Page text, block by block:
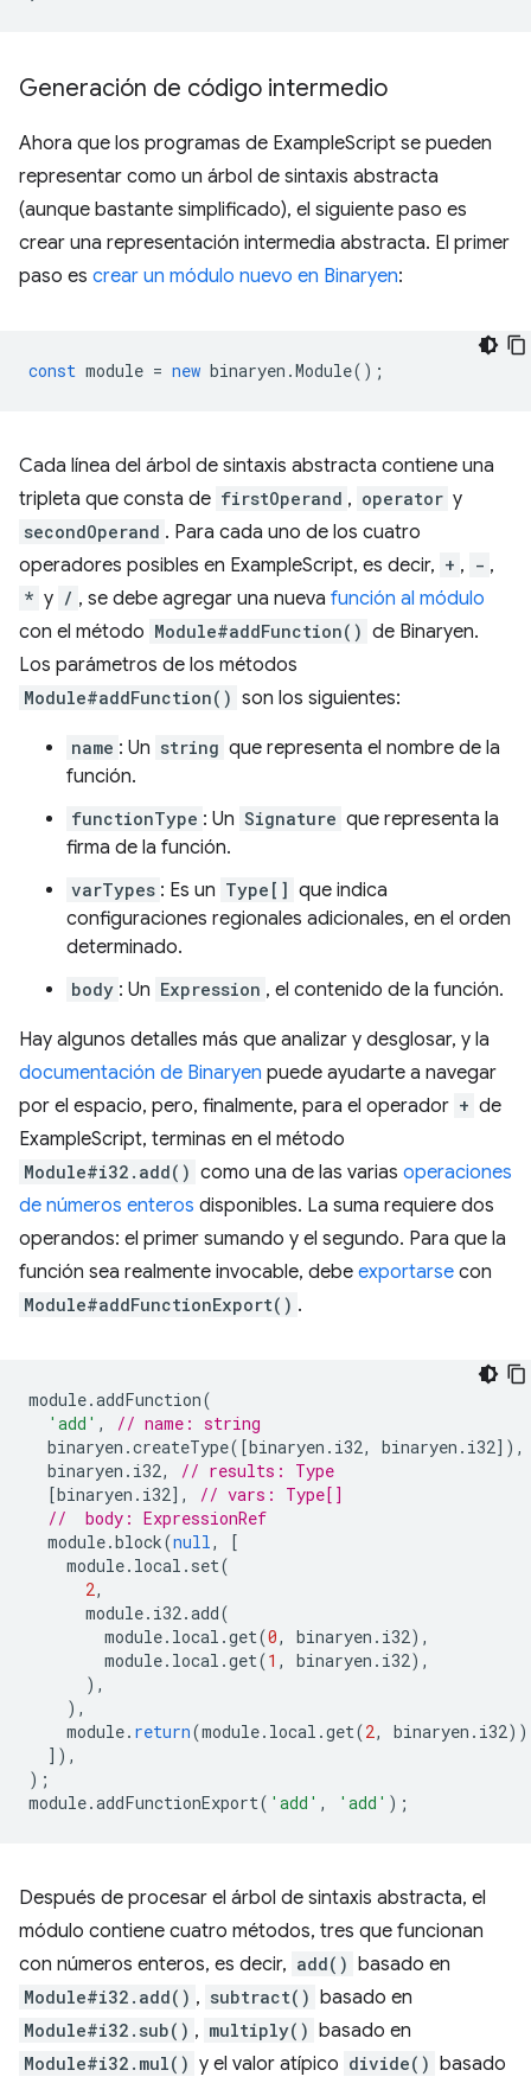
Generación de código intermedio
Ahora que los programas de ExampleScript se pueden
representar como un árbol de sintaxis abstracta
(aunque bastante simplificado), el siguiente paso es
crear una representación intermedia abstracta. El primer
paso es crear un módulo nuevo en Binaryen:
const module = new binaryen .Module();
Cada línea del árbol de sintaxis abstracta contiene una
tripleta que consta de firstOperand , operator y
secondOperand . Para cada uno de los cuatro
operadores posibles en ExampleScript, es decir, + , - ,
* y / , se debe agregar una nueva función al módulo
con el método Module#addFunction() de Binaryen.
Los parámetros de los métodos
Module#addFunction() son los siguientes:
name : Un string que representa el nombre de la
función.
functionType : Un Signature que representa la
firma de la función.
varTypes : Es un Type[] que indica
configuraciones regionales adicionales, en el orden
determinado.
body : Un Expression , el contenido de la función.
Hay algunos detalles más que analizar y desglosar, y la
documentación de Binaryen puede ayudarte a navegar
por el espacio, pero, finalmente, para el operador + de
ExampleScript, terminas en el método
Module#i32.add() como una de las varias operaciones
de números enteros disponibles. La suma requiere dos
operandos: el primer sumando y el segundo. Para que la
función sea realmente invocable, debe exportarse con
Module#addFunctionExport() .
module.addFunction(
'add' ,
// name: string
binaryen .createType([binaryen . i32, binaryen . i32]),
binaryen . i32,
// results: Type
[binaryen . i32],
// vars: Type[]
//  body: ExpressionRef
module.block(null ,
[
module. local . set(
2,
module. i32 .add(
module. local .get(0, binaryen . i32),
module. local .get(1 , binaryen . i32),
),
),
module. return(module. local .get(2, binaryen . i32
]),
);
module.addFunctionExport( 'add' , 'add' );
Después de procesar el árbol de sintaxis abstracta, el
módulo contiene cuatro métodos, tres que funcionan
con números enteros, es decir, add() basado en
Module#i32.add() , subtract() basado en
Module#i32.sub() , multiply() basado en
Module#i32.mul() y el valor atípico divide() basado